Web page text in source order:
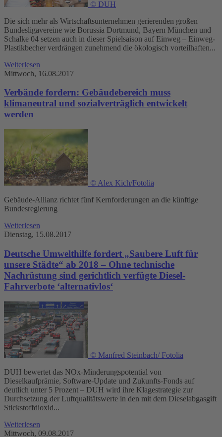
© DUH
Die sich mehr als Wirtschaftsunternehmen gerierenden großen
Bundesligavereine wie Borussia Dortmund, Bayern München und
Schalke 04 setzen auch in dieser Spielsaison auf Einweg – Einweg-
Plastikbecher verdrängen zunehmend die ökologisch vorteilhaften...
Weiterlesen
Mittwoch, 16.08.2017
Verbände fordern: Gebäudebereich muss
klimaneutral und sozialverträglich entwickelt
werden
© Alex Kich/Fotolia
Gebäude-Allianz richtet fünf Kernforderungen an die künftige
Bundesregierung
Weiterlesen
Dienstag, 15.08.2017
Deutsche Umwelthilfe fordert „Saubere Luft für
unsere Städte“ ab 2018 – Ohne technische
Nachrüstung sind gerichtlich verfügte Diesel-
Fahrverbote ‘alternativlos‘
© Manfred Steinbach/ Fotolia
DUH bewertet das NOx-Minderungspotential von
Dieselkaufprämie, Software-Update und Zukunfts-Fonds auf
deutlich unter 5 Prozent – DUH wird ihre Klagestrategie zur
Durchsetzung der Luftqualitätswerte in den mit dem Dieselabgasgift
Stickstoffdioxid...
Weiterlesen
Mittwoch, 09.08.2017